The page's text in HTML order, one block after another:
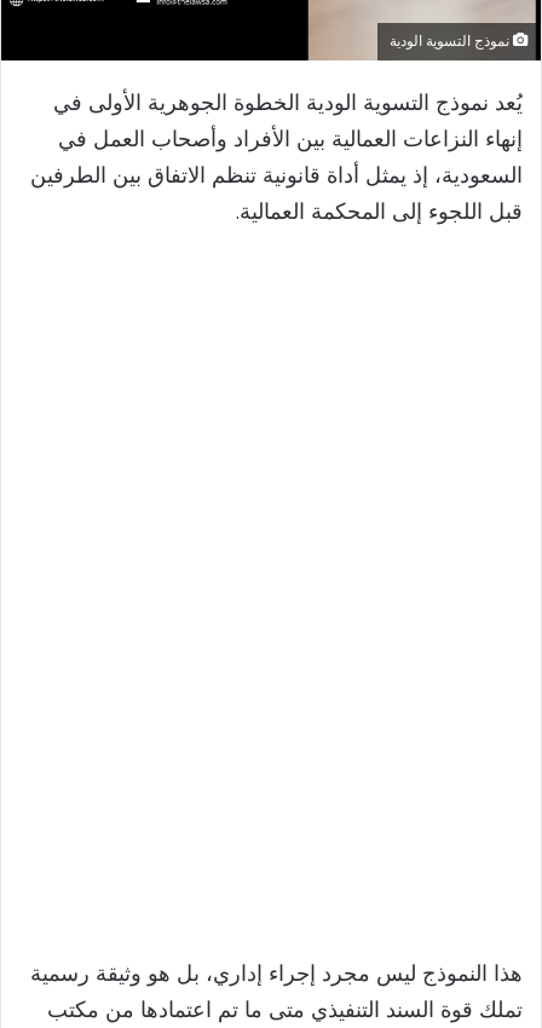
نموذج التسوية الودية
يُعد نموذج التسوية الودية الخطوة الجوهرية الأولى في
إنهاء النزاعات العمالية بين الأفراد وأصحاب العمل في
السعودية، إذ يمثل أداة قانونية تنظم الاتفاق بين الطرفين
قبل اللجوء إلى المحكمة العمالية.
هذا النموذج ليس مجرد إجراء إداري، بل هو وثيقة رسمية
تملك قوة السند التنفيذي متى ما تم اعتمادها من مكتب